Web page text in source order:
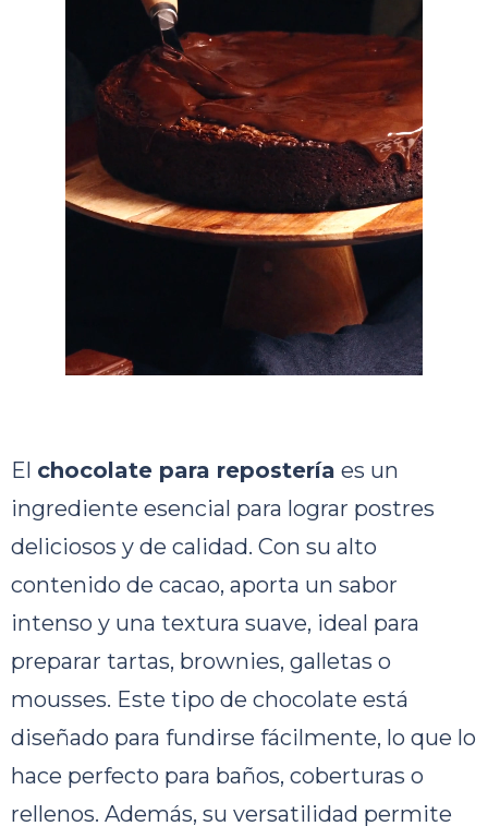
El chocolate para repostería es un
ingrediente esencial para lograr postres
deliciosos y de calidad. Con su alto
contenido de cacao, aporta un sabor
intenso y una textura suave, ideal para
preparar tartas, brownies, galletas o
mousses. Este tipo de chocolate está
diseñado para fundirse fácilmente, lo que lo
hace perfecto para baños, coberturas o
rellenos. Además, su versatilidad permite